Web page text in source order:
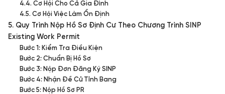
4.4. Cơ Hội Cho Cả Gia Đình
4.5. Cơ Hội Việc Làm Ổn Định
5. Quy Trình Nộp Hồ Sơ Định Cư Theo Chương Trình SINP
Existing Work Permit
Bước 1: Kiểm Tra Điều Kiện
Bước 2: Chuẩn Bị Hồ Sơ
Bước 3: Nộp Đơn Đăng Ký SINP
Bước 4: Nhận Đề Cử Tỉnh Bang
Bước 5: Nộp Hồ Sơ PR